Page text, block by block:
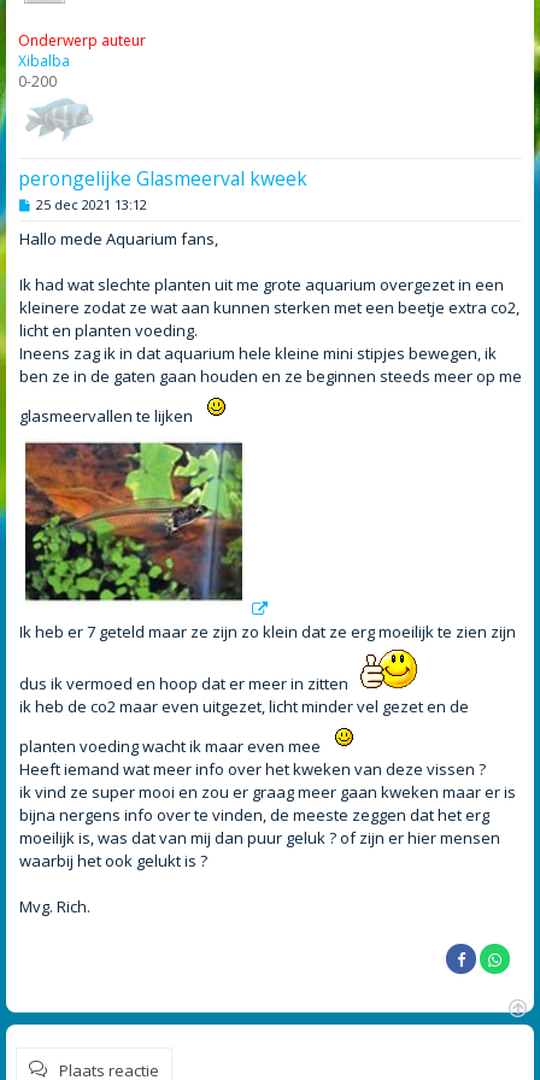
Onderwerp auteur
Xibalba
0-200
perongelijke Glasmeerval kweek
B
r
i
h
25 dec 2021 13:12
Hallo mede Aquarium fans,
Ik had wat slechte planten uit me grote aquarium overgezet in een
kleinere zodat ze wat aan kunnen sterken met een beetje extra co2,
licht en planten voeding.
Ineens zag ik in dat aquarium hele kleine mini stipjes bewegen, ik
ben ze in de gaten gaan houden en ze beginnen steeds meer op me
glasmeervallen te lijken
Ik heb er 7 geteld maar ze zijn zo klein dat ze erg moeilijk te zien zijn
dus ik vermoed en hoop dat er meer in zitten
ik heb de co2 maar even uitgezet, licht minder vel gezet en de
planten voeding wacht ik maar even mee
Heeft iemand wat meer info over het kweken van deze vissen ?
ik vind ze super mooi en zou er graag meer gaan kweken maar er is
bijna nergens info over te vinden, de meeste zeggen dat het erg
moeilijk is, was dat van mij dan puur geluk ? of zijn er hier mensen
waarbij het ook gelukt is ?
Mvg. Rich.
O
Plaats reactie